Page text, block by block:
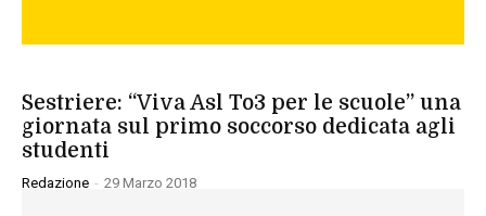
Sestriere: “Viva Asl To3 per le scuole” una
giornata sul primo soccorso dedicata agli
studenti
Redazione - 29 Marzo 2018